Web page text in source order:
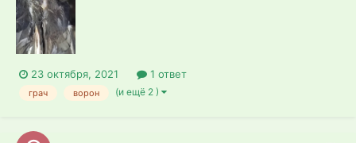
23 октября, 2021 1 ответ
грач ворон (и ещё 2 )